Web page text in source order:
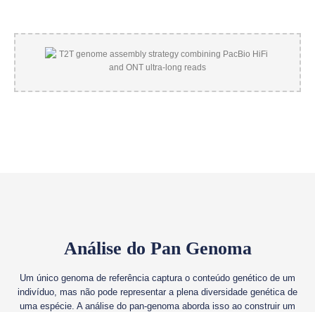
Análise do Pan Genoma
Um único genoma de referência captura o conteúdo genético de um
indivíduo, mas não pode representar a plena diversidade genética de
uma espécie. A análise do pan-genoma aborda isso ao construir um